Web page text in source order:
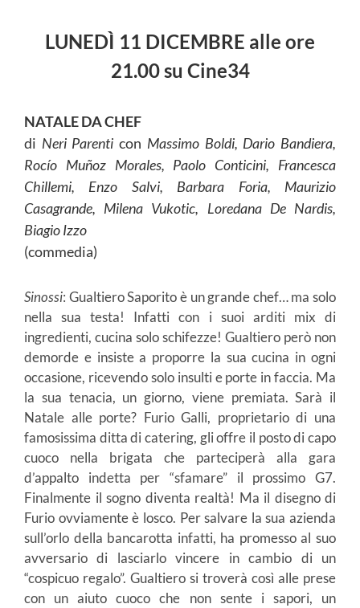
LUNEDÌ 11 DICEMBRE alle ore
21.00 su Cine34
NATALE DA CHEF
di Neri Parenticon Massimo Boldi, Dario Bandiera,
Rocío Muñoz Morales, Paolo Conticini, Francesca
Chillemi, Enzo Salvi, Barbara Foria, Maurizio
Casagrande, Milena Vukotic, Loredana De Nardis,
Biagio Izzo
(commedia)
Sinossi: Gualtiero Saporito è un grande chef… ma solo
nella sua testa! Infatti con i suoi arditi mix di
ingredienti, cucina solo schifezze! Gualtiero però non
demorde e insiste a proporre la sua cucina in ogni
occasione, ricevendo solo insulti e porte in faccia. Ma
la sua tenacia, un giorno, viene premiata. Sarà il
Natale alle porte? Furio Galli, proprietario di una
famosissima ditta di catering, gli offre il posto di capo
cuoco nella brigata che parteciperà alla gara
d’appalto indetta per “sfamare” il prossimo G7.
Finalmente il sogno diventa realtà! Ma il disegno di
Furio ovviamente è losco. Per salvare la sua azienda
sull’orlo della bancarotta infatti, ha promesso al suo
avversario di lasciarlo vincere in cambio di un
“cospicuo regalo”. Gualtiero si troverà così alle prese
con un aiuto cuoco che non sente i sapori, un